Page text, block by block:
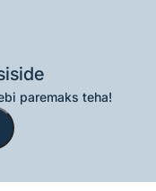
paremaks teha!